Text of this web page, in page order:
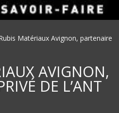
Matériaux Avignon, partenaire
AVIGNON,
DE L’ANT